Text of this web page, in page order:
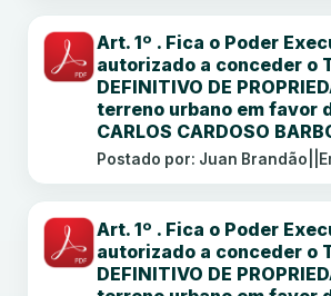
Art. 1º . Fica o Poder
autorizado a conceder o
DEFINITIVO DE
terreno urbano em favor
CARLOS CARDOSO
Postado por: Juan Brandão
Art. 1º . Fica o Poder
autorizado a conceder o
DEFINITIVO DE